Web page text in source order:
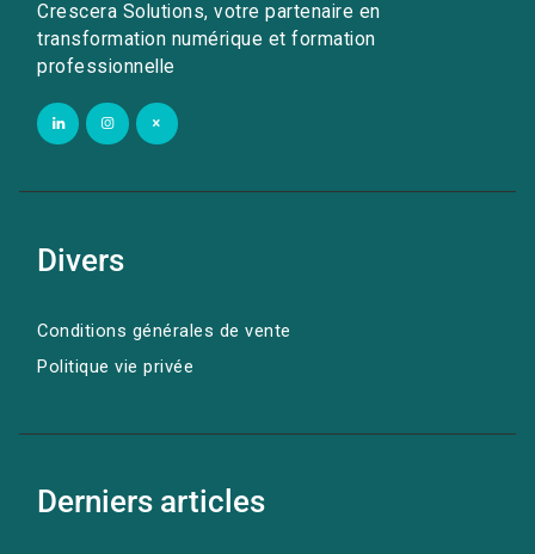
Crescera Solutions, votre partenaire en
transformation numérique et formation
professionnelle
Divers
Conditions générales de vente
Politique vie privée
Derniers articles